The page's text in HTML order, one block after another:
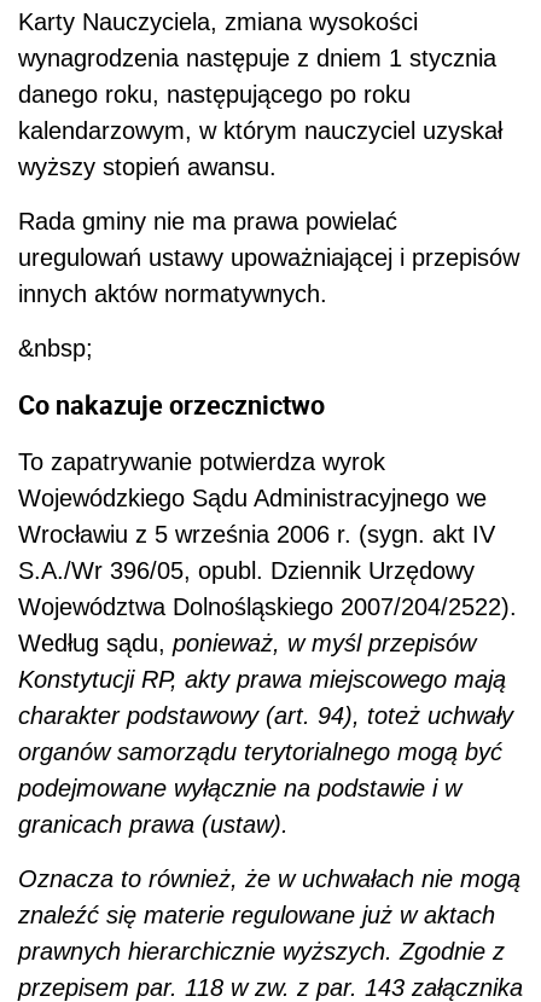
&nbsp;
Co nakazuje orzecznictwo
To zapatrywanie potwierdza wyrok
Wojewódzkiego Sądu Administracyjnego we
Wrocławiu z 5 września 2006 r. (sygn. akt IV
S.A./Wr 396/05, opubl. Dziennik Urzędowy
Województwa Dolnośląskiego 2007/204/2522).
Konstytucji RP, akty prawa miejscowego mają
charakter podstawowy (art. 94), toteż uchwały
organów samorządu terytorialnego mogą być
podejmowane wyłącznie na podstawie i w
granicach prawa (ustaw).
Oznacza to również, że w uchwałach nie mogą
znaleźć się materie regulowane już w aktach
prawnych hierarchicznie wyższych. Zgodnie z
przepisem par. 118 w zw. z par. 143 załącznika
do rozporządzenia prezesa Rady Ministrów w
sprawie zasad techniki prawodawczej, w
aktach organów samorządu terytorialnego nie
powtarza się przepisów ustawy upoważniającej
i przepisów innych aktów normatywnych.
Rada gminy nie ma zatem prawa powielać
uregulowań ustawy upoważniającej i przepisów
innych aktów normatywnych. Innymi słowy